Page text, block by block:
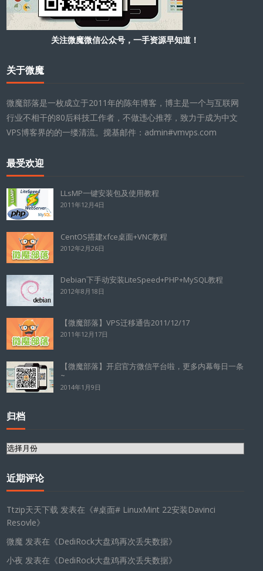
关注微魔微信公众号，一手资源早知道！
关于微魔
微魔部落是一枚成立于2011年的陈年博客，博主是一个与互联网
行业不相干的80后科技工作者，不做违心推荐，致力于成为中文
VPS博客界的的一缕清流。搅基邮件：admin#vmvps.com
最受欢迎
LLsMP一键安装包及使用教程
2011年12月4日
CentOS搭建xfce桌面+VNC教程
2012年2月26日
Debian下手动安装LiteSpeed+PHP+MySQL教程
2012年8月18日
【微魔部落】VPS迁移通告2011/12/17
2011年12月17日
【微魔部落】开启官方微信平台啦，更多内幕每日一条
~
2014年1月9日
归档
归
近期评论
Ttzip天天下载 发表在《#桌面# LinuxMint 22安装Davinci
Resovle》
微魔 发表在《DediRock大盘鸡再次丢失数据》
小夜 发表在《DediRock大盘鸡再次丢失数据》